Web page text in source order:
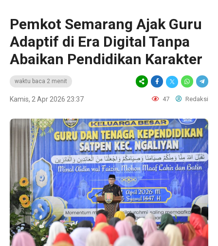
Pemkot Semarang Ajak Guru
Adaptif di Era Digital Tanpa
Abaikan Pendidikan Karakter
waktu baca 2 menit
Kamis, 2 Apr 2026 23:37 47 Redaksi